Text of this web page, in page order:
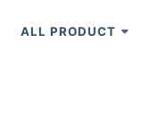
ALL PRODUCT